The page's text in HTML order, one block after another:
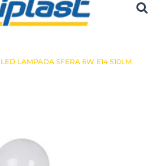
LED LAMPADA SFERA 6W E14 510LM